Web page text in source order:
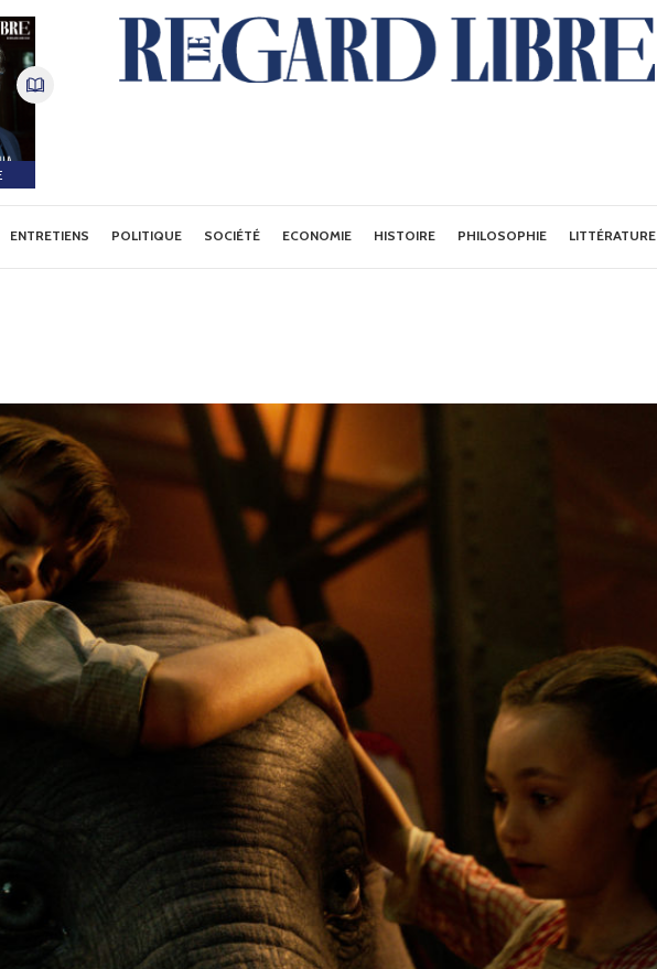
ENTRETIENS POLITIQUE SOCIÉTÉ ECONOMIE HISTOIRE PHILOSOPHIE LITTÉRATURE